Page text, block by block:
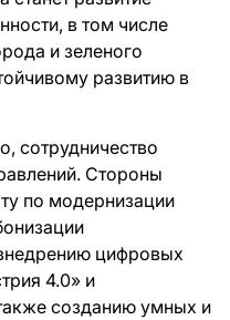
в том числе
и зеленого
развитию в
сотрудничество
Стороны
по модернизации
цифровых
4.0» и
созданию умных и